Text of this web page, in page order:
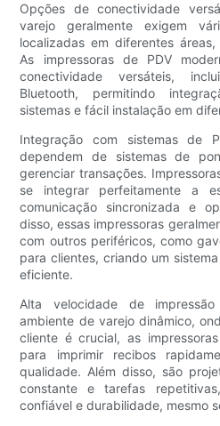
Opções de conectividade
varejo geralmente exigem
localizadas em diferentes
As impressoras de PDV
conectividade versáteis,
Bluetooth, permitindo
sistemas e fácil instalação em
Integração com sistemas de
dependem de sistemas de
gerenciar transações.
se integrar perfeitamente a
comunicação sincronizada e
disso, essas impressoras
com outros periféricos, como
para clientes, criando um
eficiente.
Alta velocidade de
ambiente de varejo dinâmico,
cliente é crucial, as
para imprimir recibos
qualidade. Além disso, são
constante e tarefas
confiável e durabilidade, mesmo